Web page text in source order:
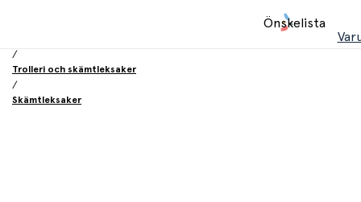
Önskelista
/
Trolleri och skämtleksaker
/
Skämtleksaker